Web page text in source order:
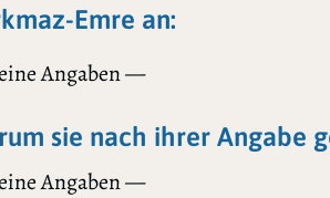
Emre an:
Angaben —
sie nach ihrer Angabe
Angaben —